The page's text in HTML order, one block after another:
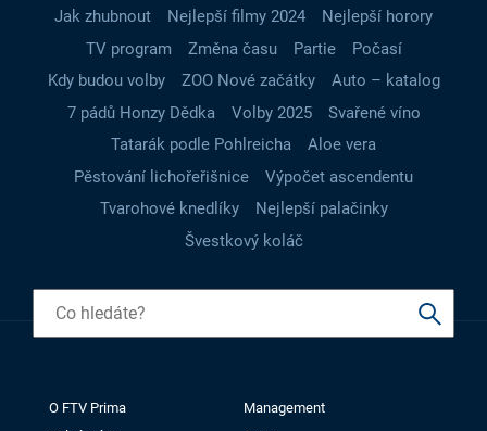
Jak zhubnout Nejlepší filmy 2024
Nejlepší horory
TV program
Změna času Partie
Počasí
Kdy budou volby
ZOO Nové začátky
Auto – katalog
7 pádů Honzy Dědka
Volby 2025
Svařené víno
Tatarák podle Pohlreicha
Aloe vera
Pěstování lichořeřišnice
Výpočet ascendentu
Tvarohové knedlíky
Nejlepší palačinky
Švestkový koláč
O FTV Prima
Management